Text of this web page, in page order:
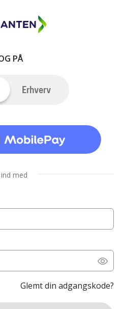
PÅ
Erhverv
med
Glemt din adgangskode?